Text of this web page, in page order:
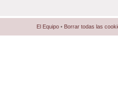
El Equipo • Borrar todas las